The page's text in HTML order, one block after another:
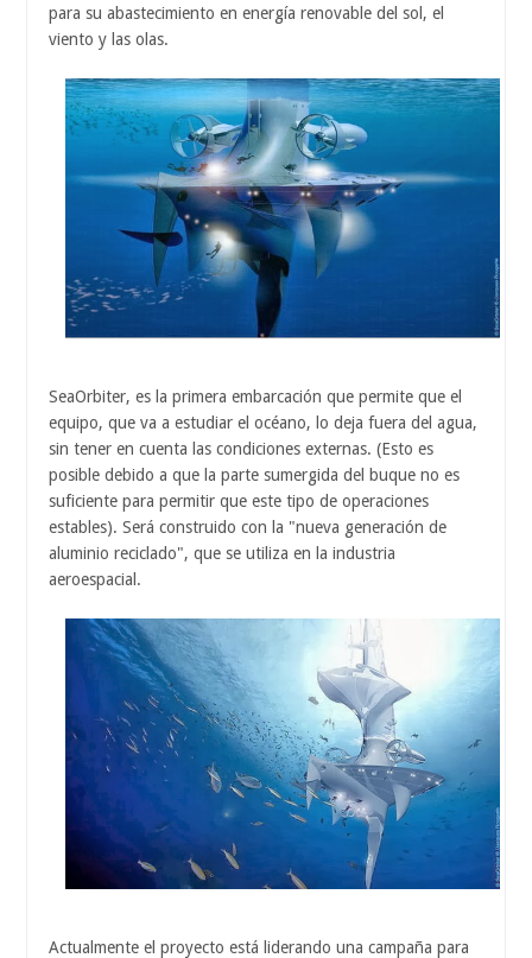
para su abastecimiento en energía renovable del sol, el
viento y las olas.
SeaOrbiter, es la primera embarcación que permite que el
equipo, que va a estudiar el océano, lo deja fuera del agua,
sin tener en cuenta las condiciones externas. (Esto es
posible debido a que la parte sumergida del buque no es
suficiente para permitir que este tipo de operaciones
estables). Será construido con la "nueva generación de
aluminio reciclado", que se utiliza en la industria
aeroespacial.
Actualmente el proyecto está liderando una campaña para